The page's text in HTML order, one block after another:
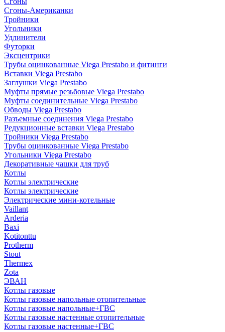
Сгоны-Американки
Тройники
Угольники
Удлинители
Футорки
Эксцентрики
Трубы оцинкованные Viega Prestabo и фитинги
Вставки Viega Prestabo
Заглушки Viega Prestabo
Муфты прямые резьбовые Viega Prestabo
Муфты соединительные Viega Prestabo
Обводы Viega Prestabo
Разъемные соединения Viega Prestabo
Редукционные вставки Viega Prestabo
Тройники Viega Prestabo
Трубы оцинкованные Viega Prestabo
Угольники Viega Prestabo
Декоративные чашки для труб
Котлы
Котлы электрические
Котлы электрические
Электрические мини-котельные
Vaillant
Arderia
Baxi
Kotitonttu
Protherm
Stout
Thermex
Zota
ЭВАН
Котлы газовые
Котлы газовые напольные отопительные
Котлы газовые напольные+ГВС
Котлы газовые настенные отопительные
Котлы газовые настенные+ГВС